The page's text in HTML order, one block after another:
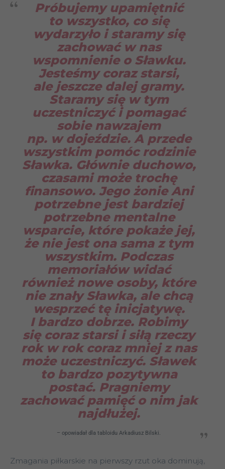
Próbujemy upamiętnić
to wszystko, co się
wydarzyło i staramy się
zachować w nas
wspomnienie o Sławku.
Jesteśmy coraz starsi,
ale jeszcze dalej gramy.
Staramy się w tym
uczestniczyć i pomagać
sobie nawzajem
np. w dojeździe. A przede
wszystkim pomóc rodzinie
Sławka. Głównie duchowo,
czasami może trochę
finansowo. Jego żonie Ani
potrzebne jest bardziej
potrzebne mentalne
wsparcie, które pokaże jej,
że nie jest ona sama z tym
wszystkim. Podczas
memoriałów widać
również nowe osoby, które
nie znały Sławka, ale chcą
wesprzeć tę inicjatywę.
I bardzo dobrze. Robimy
się coraz starsi i siłą rzeczy
rok w rok coraz mniej z nas
może uczestniczyć. Sławek
to bardzo pozytywna
postać. Pragniemy
zachować pamięć o nim jak
najdłużej.
– opowiadał dla tabloidu Arkadiusz Bilski.
Zmagania piłkarskie na pierwszy rzut oka dominują,